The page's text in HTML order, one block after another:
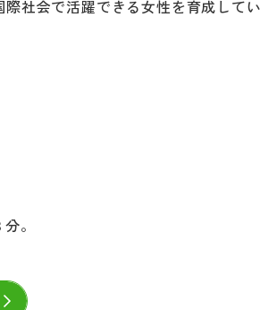
社会で活躍できる女性を育成して
。